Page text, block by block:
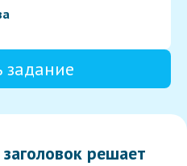
задание
решает